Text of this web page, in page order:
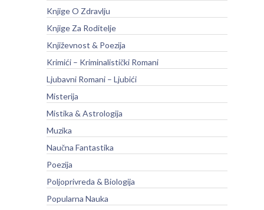
Knjige O Zdravlju
Knjige Za Roditelje
Književnost & Poezija
Krimići – Kriminalistički Romani
Ljubavni Romani – Ljubići
Misterija
Mistika & Astrologija
Muzika
Naučna Fantastika
Poezija
Poljoprivreda & Biologija
Popularna Nauka